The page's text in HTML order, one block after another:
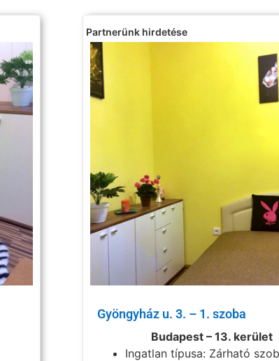
Gyöngyház u. 3. – 1. szoba
Budapest – 13. kerület
Ingatlan típusa: Zárható